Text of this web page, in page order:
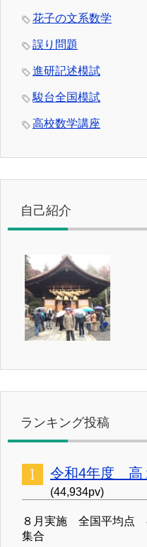
花子の文系数学
誤り問題
進研記述模試
駿台全国模試
高校数学講座
自己紹介
ランキング投稿
令和4年度
(44,934pv)
８月実施 全国平均
集合